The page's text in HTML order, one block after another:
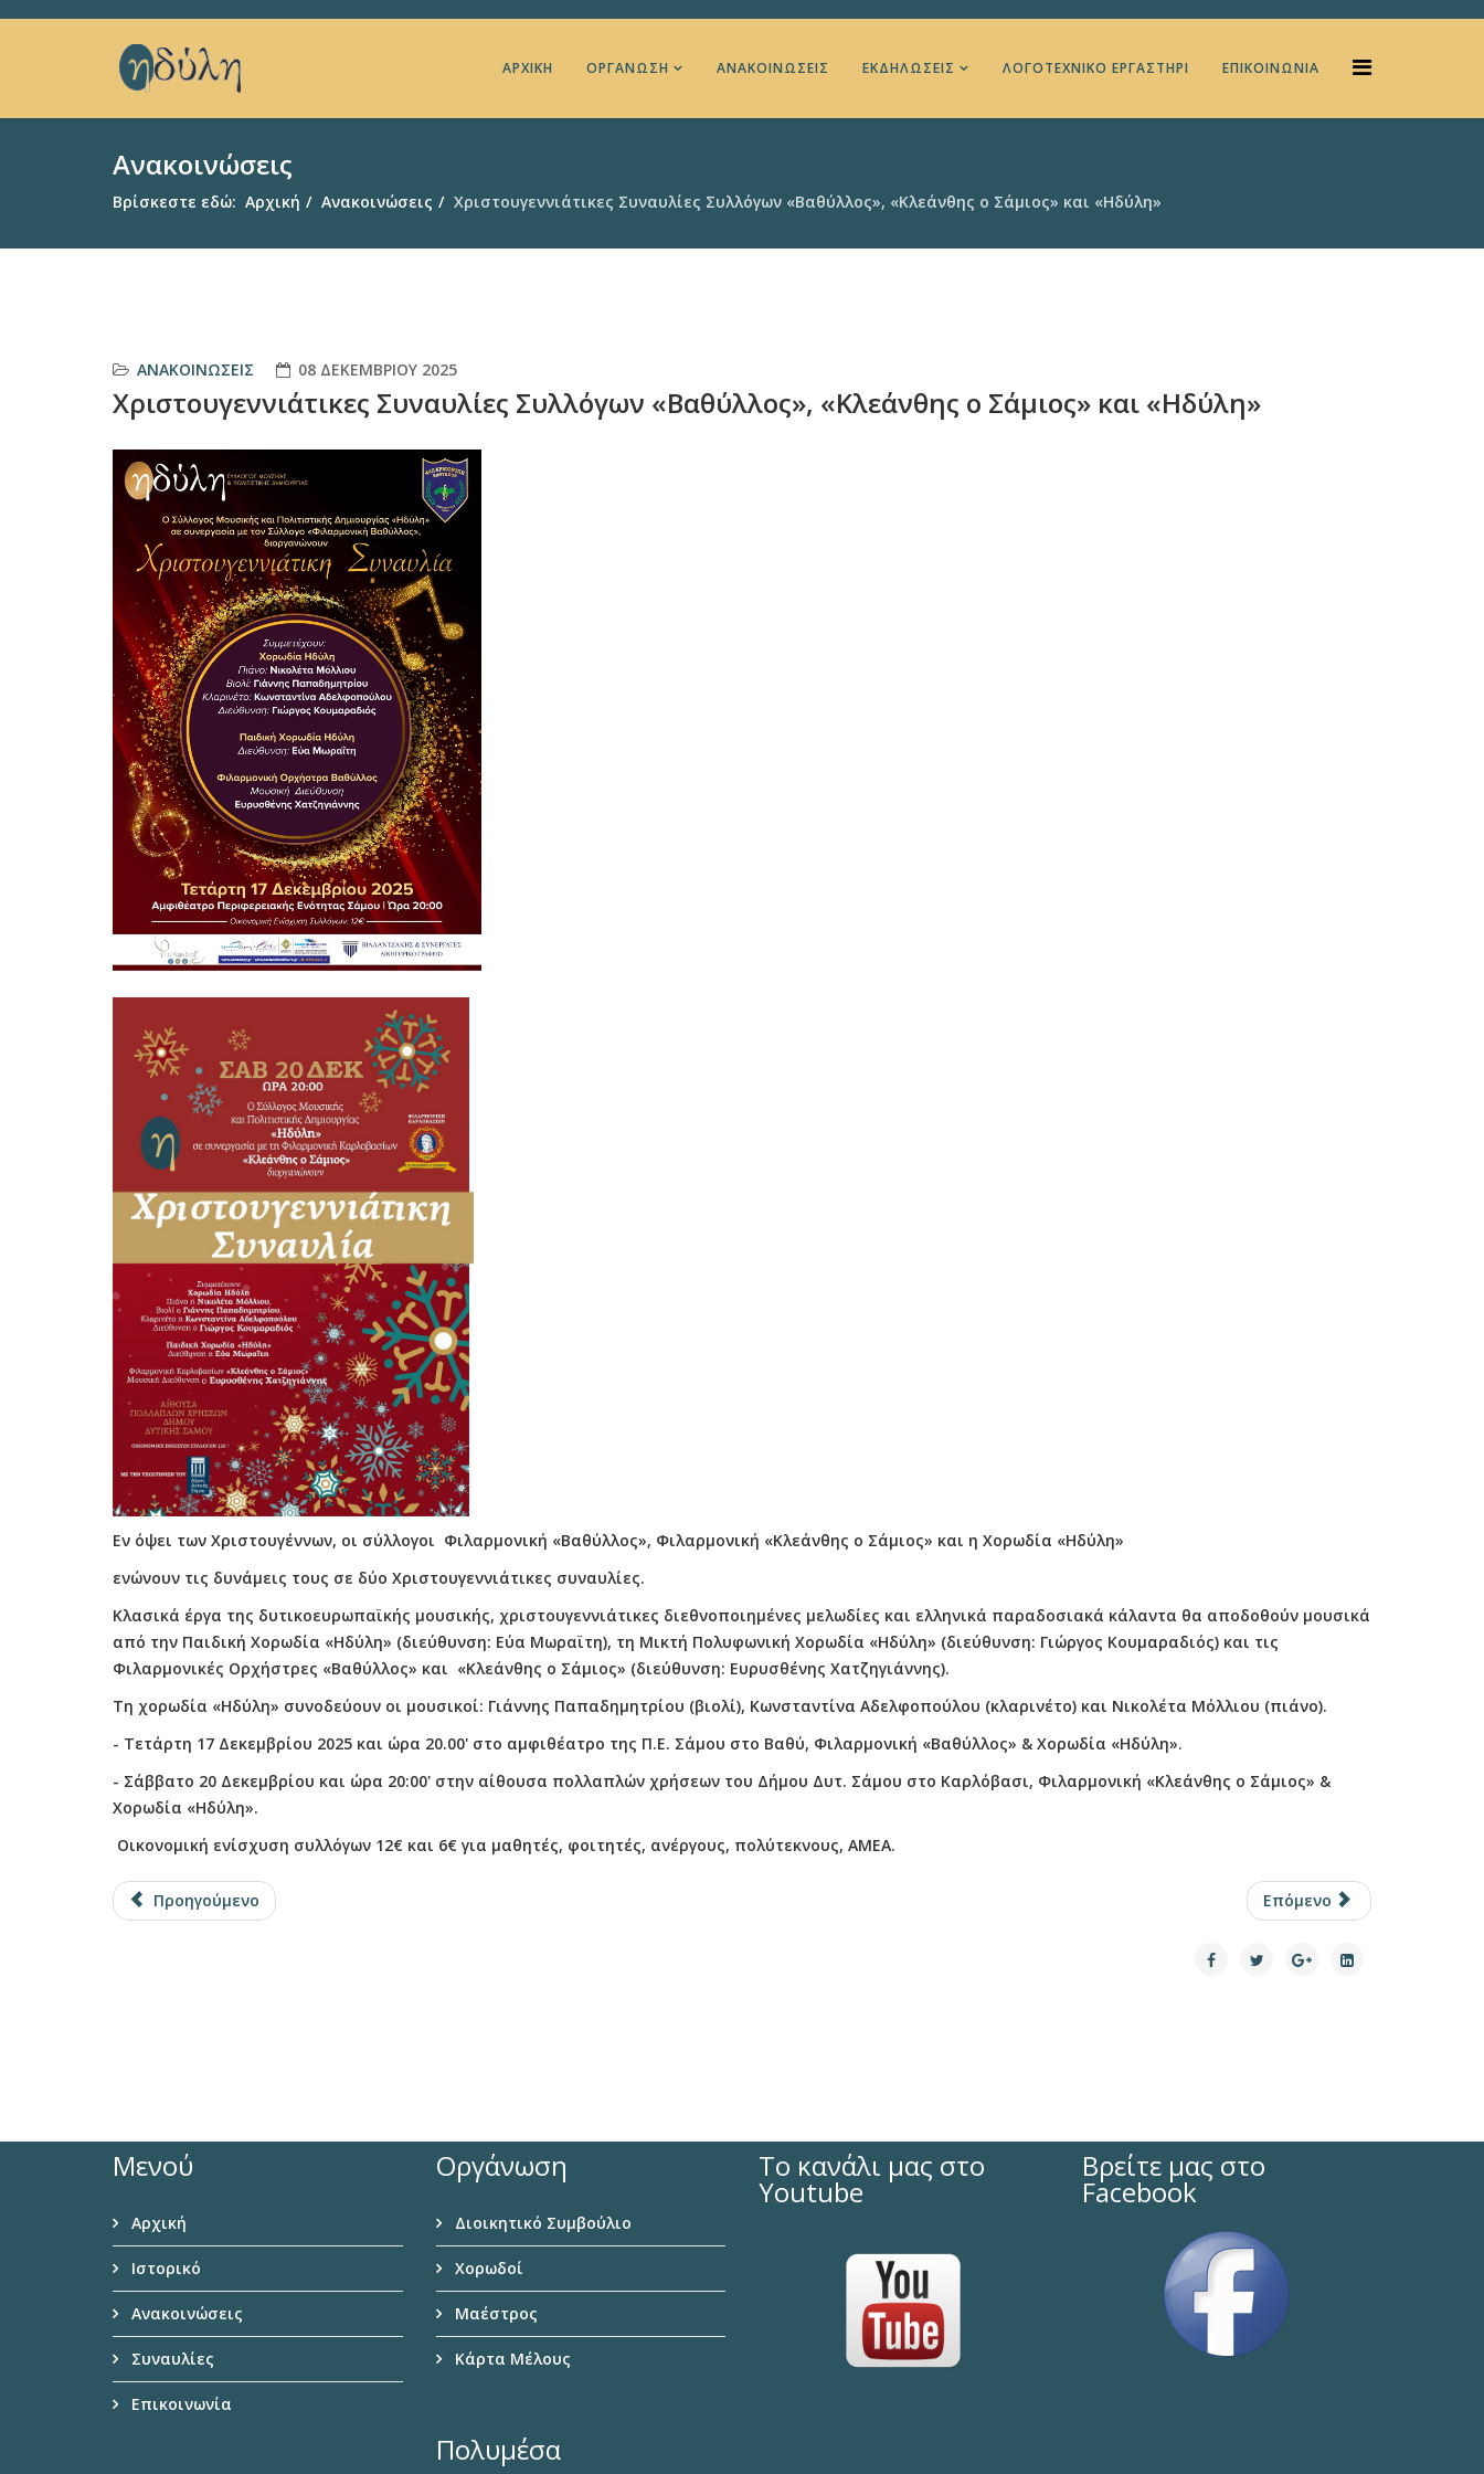
ΑΡΧΙΚΉ ΟΡΓΆΝΩΣΗ ΑΝΑΚΟΙΝΏΣΕΙΣ ΕΚΔΗΛΏΣΕΙΣ ΛΟΓΟΤΕΧΝΙΚΌ ΕΡΓΑΣΤΉΡΙ ΕΠΙΚΟΙΝΩΝΊΑ
Ανακοινώσεις
Βρίσκεστε εδώ: Αρχική Ανακοινώσεις Χριστουγεννιάτικες Συναυλίες Συλλόγων «Βαθύλλος», «Κλεάνθης ο Σάμιος» και «Ηδύλη»
ΑΝΑΚΟΙΝΏΣΕΙΣ 08 ΔΕΚΕΜΒΡΊΟΥ 2025
Χριστουγεννιάτικες Συναυλίες Συλλόγων «Βαθύλλος», «Κλεάνθης ο Σάμιος» και «Ηδύλη»
Εν όψει των Χριστουγέννων, οι σύλλογοι Φιλαρμονική «Βαθύλλος», Φιλαρμονική «Κλεάνθης ο Σάμιος» και η Χορωδία «Ηδύλη»
ενώνουν τις δυνάμεις τους σε δύο Χριστουγεννιάτικες συναυλίες.
Κλασικά έργα της δυτικοευρωπαϊκής μουσικής, χριστουγεννιάτικες διεθνοποιημένες μελωδίες και ελληνικά παραδοσιακά κάλαντα θα αποδοθούν μουσικά
από την Παιδική Χορωδία «Ηδύλη» (διεύθυνση: Εύα Μωραϊτη), τη Μικτή Πολυφωνική Χορωδία «Ηδύλη» (διεύθυνση: Γιώργος Κουμαραδιός) και τις
Φιλαρμονικές Ορχήστρες «Βαθύλλος» και «Κλεάνθης ο Σάμιος» (διεύθυνση: Ευρυσθένης Χατζηγιάννης).
Τη χορωδία «Ηδύλη» συνοδεύουν οι μουσικοί: Γιάννης Παπαδημητρίου (βιολί), Κωνσταντίνα Αδελφοπούλου (κλαρινέτο) και Νικολέτα Μόλλιου (πιάνο).
- Τετάρτη 17 Δεκεμβρίου 2025 και ώρα 20.00' στο αμφιθέατρο της Π.Ε. Σάμου στο Βαθύ, Φιλαρμονική «Βαθύλλος» & Χορωδία «Ηδύλη».
- Σάββατο 20 Δεκεμβρίου και ώρα 20:00' στην αίθουσα πολλαπλών χρήσεων του Δήμου Δυτ. Σάμου στο Καρλόβασι, Φιλαρμονική «Κλεάνθης ο Σάμιος» &
Χορωδία «Ηδύλη».
Οικονομική ενίσχυση συλλόγων 12€ και 6€ για μαθητές, φοιτητές, ανέργους, πολύτεκνους, ΑΜΕΑ.
Προηγούμενο Επόμενο
Μενού
Αρχική
Ιστορικό
Ανακοινώσεις
Συναυλίες
Επικοινωνία
Οργάνωση
Διοικητικό Συμβούλιο
Χορωδοί
Μαέστρος
Κάρτα Μέλους
Πολυμέσα
Το κανάλι μας στο
Youtube
Βρείτε μας στο
Facebook